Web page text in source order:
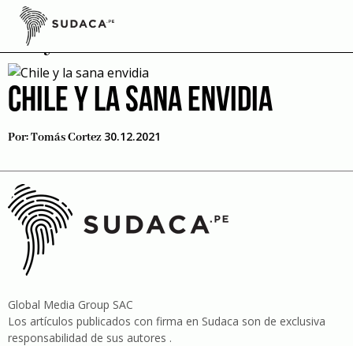
Skip
contentLey de Divorcio
CHILE Y LA SANA ENVIDIA
Por:Tomás Cortez 30.12.2021
Global Media Group SAC
Los artículos publicados con firma en Sudaca son de exclusiva
responsabilidad de sus autores .